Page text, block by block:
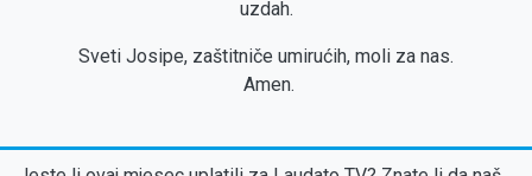
uzdah.
Sveti Josipe, zaštitniče umirućih, moli za nas.
Amen.